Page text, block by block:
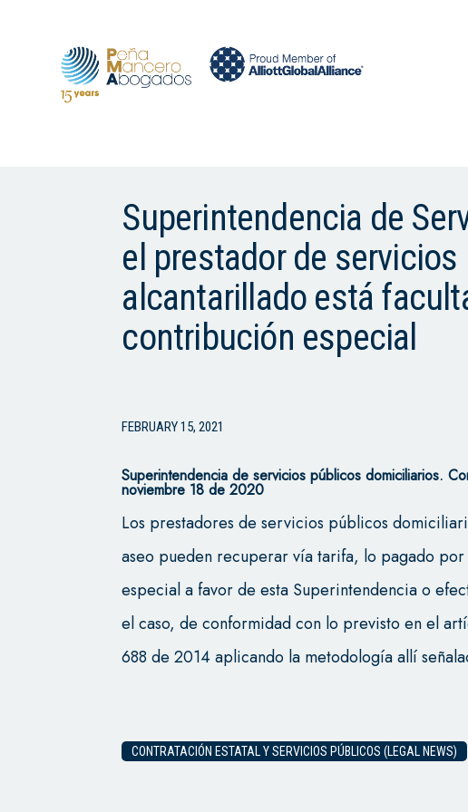
Superintendencia de
el prestador de
alcantarillado está
contribución especial
FEBRUARY 15, 2021
Superintendencia de servicios públicos domiciliarios.
noviembre 18 de 2020
Los prestadores de servicios públicos
aseo pueden recuperar vía tarifa, lo pagado
especial a favor de esta Superintendencia o
el caso, de conformidad con lo previsto en el
688 de 2014 aplicando la metodología allí
CONTRATACIÓN ESTATAL Y SERVICIOS PÚBLICOS (LEGAL NEWS)